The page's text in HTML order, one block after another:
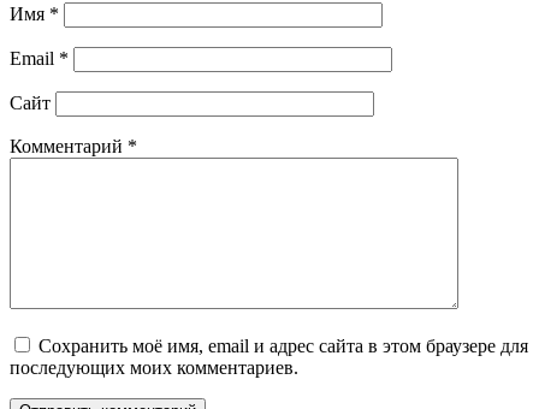
Имя *
Email *
Сайт
Комментарий *
Сохранить моё имя, email и адрес сайта в этом браузере для
последующих моих комментариев.